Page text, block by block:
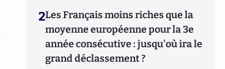
2Les Français moins riches que la
moyenne européenne pour la 3e
année consécutive : jusqu'où ira le
grand déclassement ?